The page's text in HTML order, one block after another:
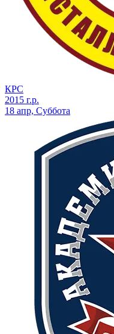
КРС
2015 г.р.
18 апр, Суббота